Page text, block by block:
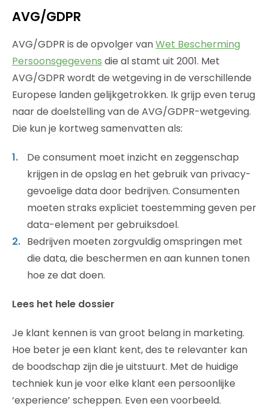
AVG/GDPR
AVG/GDPR is de opvolger vanWet Bescherming
Persoonsgegevens die al stamt uit 2001. Met
AVG/GDPR wordt de wetgeving in de verschillende
Europese landen gelijkgetrokken. Ik grijp even terug
naar de doelstelling van de AVG/GDPR-wetgeving.
Die kun je kortweg samenvatten als:
De consument moet inzicht en zeggenschap
krijgen in de opslag en het gebruik van privacy-
gevoelige data door bedrijven. Consumenten
moeten straks expliciet toestemming geven per
data-element per gebruiksdoel.
Bedrijven moeten zorgvuldig omspringen met
die data, die beschermen en aan kunnen tonen
hoe ze dat doen.
Lees het hele dossier
Je klant kennen is van groot belang in marketing.
Hoe beter je een klant kent, des te relevanter kan
de boodschap zijn die je uitstuurt. Met de huidige
techniek kun je voor elke klant een persoonlijke
‘experience’ scheppen. Even een voorbeeld.